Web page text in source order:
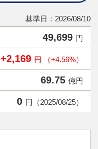
基準日：2026/08/10
49,699 円
+2,169 円 （+4.56%）
69.75 億円
0 円（2025/08/25）